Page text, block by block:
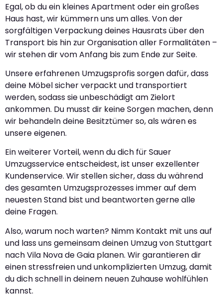
Egal, ob du ein kleines Apartment oder ein großes
Haus hast, wir kümmern uns um alles. Von der
sorgfältigen Verpackung deines Hausrats über den
Transport bis hin zur Organisation aller Formalitäten –
wir stehen dir vom Anfang bis zum Ende zur Seite.
Unsere erfahrenen Umzugsprofis sorgen dafür, dass
deine Möbel sicher verpackt und transportiert
werden, sodass sie unbeschädigt am Zielort
ankommen. Du musst dir keine Sorgen machen, denn
wir behandeln deine Besitztümer so, als wären es
unsere eigenen.
Ein weiterer Vorteil, wenn du dich für Sauer
Umzugsservice entscheidest, ist unser exzellenter
Kundenservice. Wir stellen sicher, dass du während
des gesamten Umzugsprozesses immer auf dem
neuesten Stand bist und beantworten gerne alle
deine Fragen.
Also, warum noch warten? Nimm Kontakt mit uns auf
und lass uns gemeinsam deinen Umzug von Stuttgart
nach Vila Nova de Gaia planen. Wir garantieren dir
einen stressfreien und unkomplizierten Umzug, damit
du dich schnell in deinem neuen Zuhause wohlfühlen
kannst.